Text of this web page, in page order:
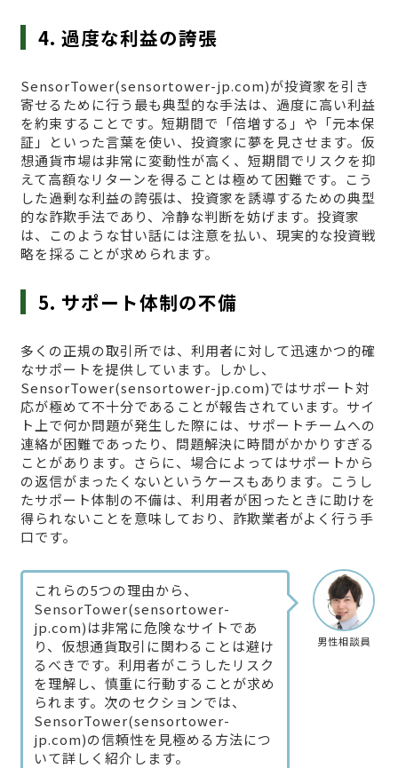
4. 過度な利益の誇張
SensorTower(sensortower-jp.com)が投資家を引き
寄せるために行う最も典型的な手法は、過度に高い利益
を約束することです。短期間で「倍増する」や「元本保
証」といった言葉を使い、投資家に夢を見させます。仮
想通貨市場は非常に変動性が高く、短期間でリスクを抑
えて高額なリターンを得ることは極めて困難です。こう
した過剰な利益の誇張は、投資家を誘導するための典型
的な詐欺手法であり、冷静な判断を妨げます。投資家
は、このような甘い話には注意を払い、現実的な投資戦
略を採ることが求められます。
5. サポート体制の不備
多くの正規の取引所では、利用者に対して迅速かつ的確
なサポートを提供しています。しかし、
SensorTower(sensortower-jp.com)ではサポート対
応が極めて不十分であることが報告されています。サイ
ト上で何か問題が発生した際には、サポートチームへの
連絡が困難であったり、問題解決に時間がかかりすぎる
ことがあります。さらに、場合によってはサポートから
の返信がまったくないというケースもあります。こうし
たサポート体制の不備は、利用者が困ったときに助けを
得られないことを意味しており、詐欺業者がよく行う手
口です。
男性相談員
これらの5つの理由から、
SensorTower(sensortower-
jp.com)は非常に危険なサイトであ
り、仮想通貨取引に関わることは避け
るべきです。利用者がこうしたリスク
を理解し、慎重に行動することが求め
られます。次のセクションでは、
SensorTower(sensortower-
jp.com)の信頼性を見極める方法につ
いて詳しく紹介します。